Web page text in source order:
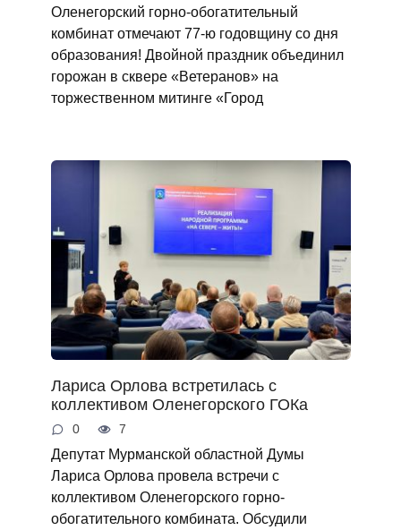
Оленегорский горно‑обогатительный
комбинат отмечают 77‑ю годовщину со дня
образования! Двойной праздник объединил
горожан в сквере «Ветеранов» на
торжественном митинге «Город
Лариса Орлова встретилась с
коллективом Оленегорского ГОКа
0 7
Депутат Мурманской областной Думы
Лариса Орлова провела встречи с
коллективом Оленегорского горно-
обогатительного комбината. Обсудили